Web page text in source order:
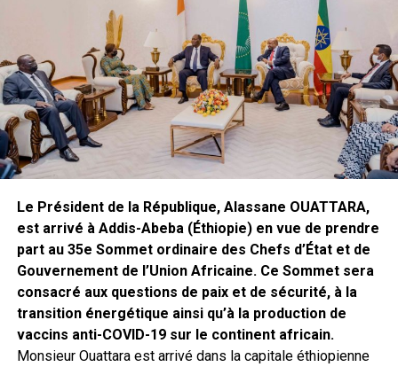
Le Président de la République, Alassane OUATTARA,
est arrivé à Addis-Abeba (Éthiopie) en vue de prendre
part au 35e Sommet ordinaire des Chefs d’État et de
Gouvernement de l’Union Africaine. Ce Sommet sera
consacré aux questions de paix et de sécurité, à la
transition énergétique ainsi qu’à la production de
vaccins anti-COVID-19 sur le continent africain.
Monsieur Ouattara est arrivé dans la capitale éthiopienne